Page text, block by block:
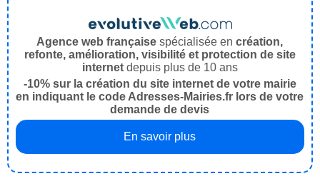
Agence web française spécialisée encréation,
refonte, amélioration, visibilité et protection de site
internet depuis plus de 10 ans
-10% sur la création du site internet de votre mairie
en indiquant le code Adresses-Mairies.fr lors de votre
demande de devis
En savoir plus